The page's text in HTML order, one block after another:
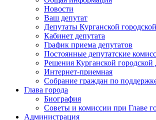
Новости
Ваш депутат
Депутаты Курганской
Кабинет депутата
График приема депутатов
Постоянные депутатские
Решения Курганской
Интернет-приемная
Собрание граждан по
Глава города
Биография
Советы и комиссии при Главе
Администрация